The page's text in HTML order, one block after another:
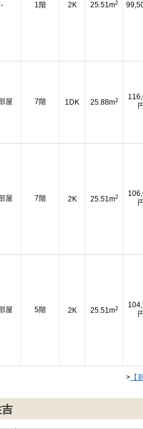
- 1階 2K 25.51m2
屋 7階 1DK 25.88m2
円
屋 7階 2K 25.51m2
円
屋 5階 2K 25.51m2
円
> 【